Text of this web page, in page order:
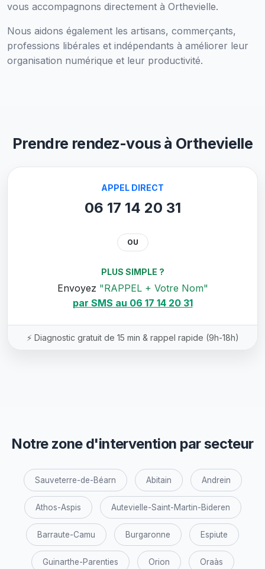
vous accompagnons directement à Orthevielle.
Nous aidons également les artisans, commerçants,
professions libérales et indépendants à améliorer leur
organisation numérique et leur productivité.
Prendre rendez-vous à Orthevielle
APPEL DIRECT
06 17 14 20 31
OU
PLUS SIMPLE ?
Envoyez "RAPPEL + Votre Nom"
par SMS au 06 17 14 20 31
⚡ Diagnostic gratuit de 15 min & rappel rapide (9h-18h)
Notre zone d'intervention par secteur
Sauveterre-de-Béarn Abitain Andrein
Athos-Aspis Autevielle-Saint-Martin-Bideren
Barraute-Camu Burgaronne Espiute
Guinarthe-Parenties Orion Oraàs